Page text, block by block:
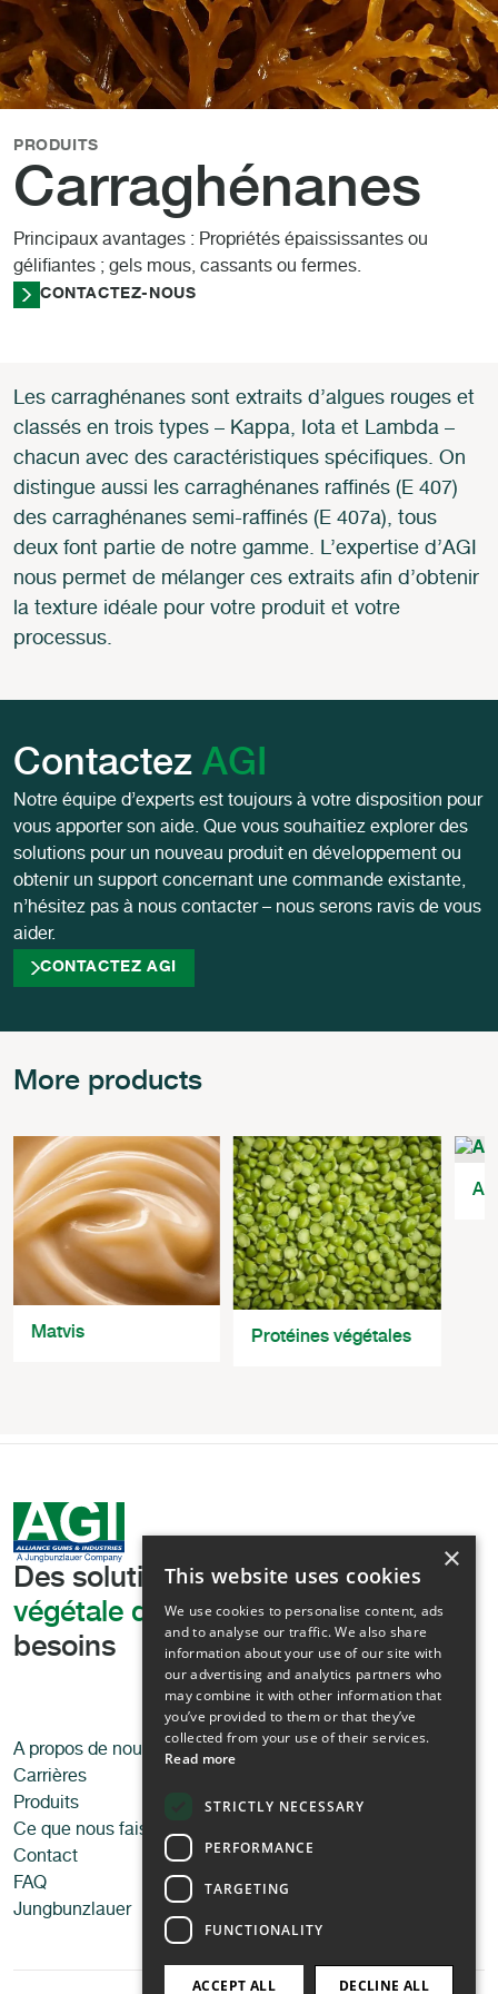
PRODUITS
Carraghénanes
Principaux avantages : Propriétés épaississantes ou
gélifiantes ; gels mous, cassants ou fermes.
CONTACTEZ-NOUS
Les carraghénanes sont extraits d’algues rouges et
classés en trois types – Kappa, Iota et Lambda –
chacun avec des caractéristiques spécifiques. On
distingue aussi les carraghénanes raffinés (E 407)
des carraghénanes semi-raffinés (E 407a), tous
deux font partie de notre gamme. L’expertise d’AGI
nous permet de mélanger ces extraits afin d’obtenir
la texture idéale pour votre produit et votre
processus.
Contactez AGI
Notre équipe d’experts est toujours à votre disposition pour
vous apporter son aide. Que vous souhaitiez explorer des
solutions pour un nouveau produit en développement ou
obtenir un support concernant une commande existante,
n’hésitez pas à nous contacter – nous serons ravis de vous
aider.
CONTACTEZ AGI
More products
Matvis Protéines végétales
Des solutionsde texturation
végétale de pointe,adaptées à vos
besoins
A propos de nous
Carrières
Produits
Ce que nous faisons
Contact
FAQ
Jungbunzlauer
Applications
Aliments pour animaux de
Produits d’hygiène et
cosmétique
×
This website uses cookies
We use cookies to personalise content, ads
and to analyse our traffic. We also share
information about your use of our site with
our advertising and analytics partners who
may combine it with other information that
you’ve provided to them or that they’ve
collected from your use of their services.
Read more
STRICTLY NECESSARY
PERFORMANCE
TARGETING
FUNCTIONALITY
ACCEPT ALL DECLINE ALL